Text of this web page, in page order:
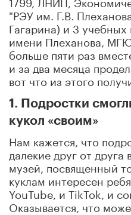
"РЭУ им. Г.В.
Гагарина) и 3
имени Плеханова,
больше пяти раз
и за два месяца
вот что из этого
1. Подростки
кукол «своим»
Нам кажется, что
далекие друг от
музей, посвященный
куклам интересен
YouTube, и TikTok, и
Оказывается, что